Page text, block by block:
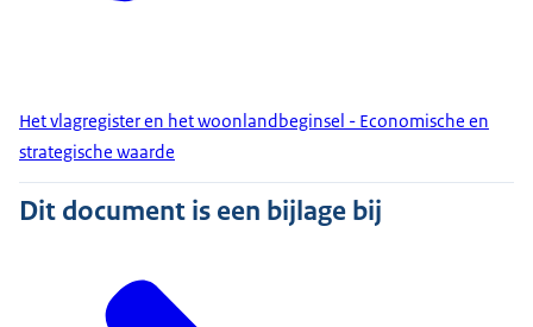
Het vlagregister en het woonlandbeginsel - Economische en
strategische waarde
Dit document is een bijlage bij